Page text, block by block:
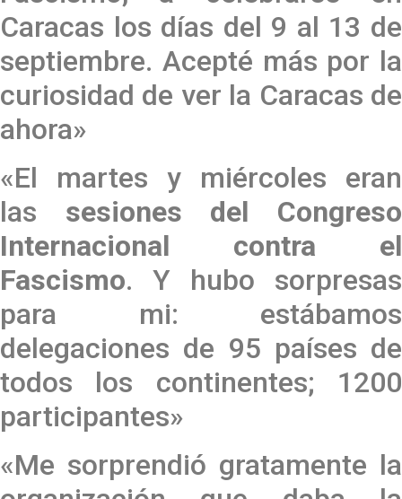
Caracas los días del 9 al 13 de
septiembre. Acepté más por la
curiosidad de ver la Caracas de
ahora»
«El martes y miércoles eran
las sesiones del Congreso
Internacional contra el
Fascismo. Y hubo sorpresas
para mi: estábamos
delegaciones de 95 países de
todos los continentes; 1200
participantes»
«Me sorprendió gratamente la